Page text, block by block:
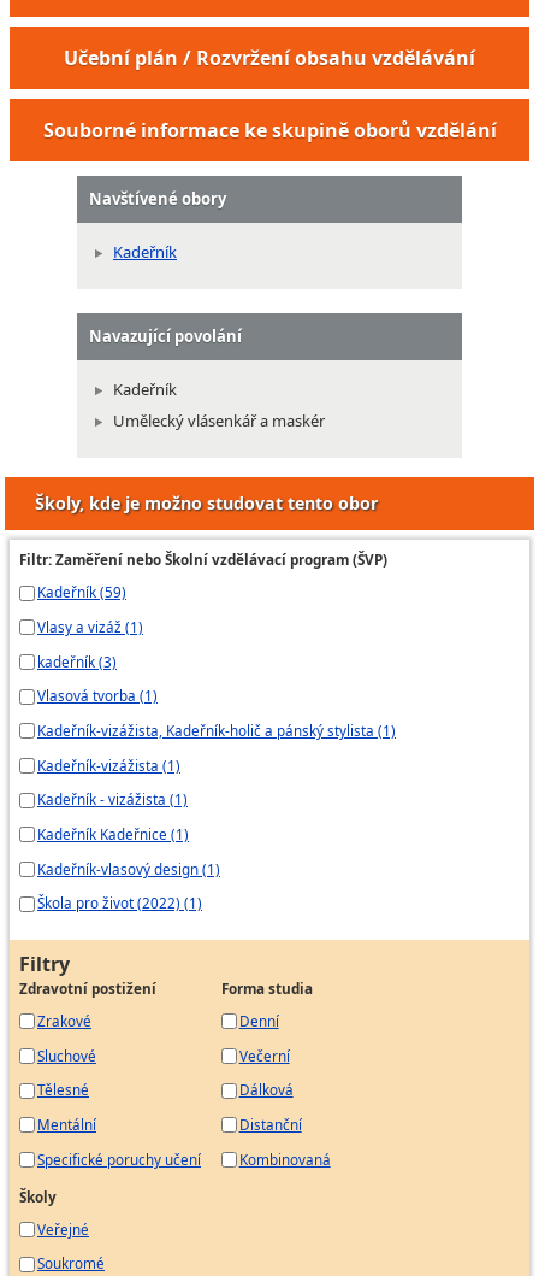
Učební plán / Rozvržení obsahu vzdělávání
Souborné informace ke skupině oborů vzdělání
Navštívené obory
Kadeřník
Navazující povolání
Kadeřník
Umělecký vlásenkář a maskér
Školy, kde je možno studovat tento obor
Filtr: Zaměření nebo Školní vzdělávací program (ŠVP)
Kadeřník (59)
Vlasy a vizáž (1)
kadeřník (3)
Vlasová tvorba (1)
Kadeřník-vizážista, Kadeřník-holič a pánský stylista (1)
Kadeřník-vizážista (1)
Kadeřník - vizážista (1)
Kadeřník Kadeřnice (1)
Kadeřník-vlasový design (1)
Škola pro život (2022) (1)
Filtry
Zdravotní postižení
Zrakové
Sluchové
Tělesné
Mentální
Specifické poruchy učení
Forma studia
Denní
Večerní
Dálková
Distanční
Kombinovaná
Školy
Veřejné
Soukromé